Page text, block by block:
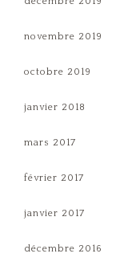
novembre 2019
octobre 2019
janvier 2018
mars 2017
février 2017
janvier 2017
décembre 2016